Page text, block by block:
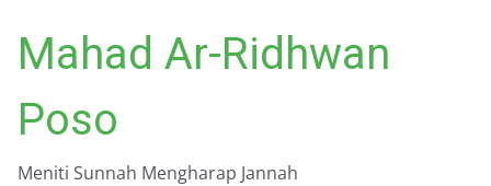
content
Mahad Ar-Ridhwan
Poso
Meniti Sunnah Mengharap Jannah